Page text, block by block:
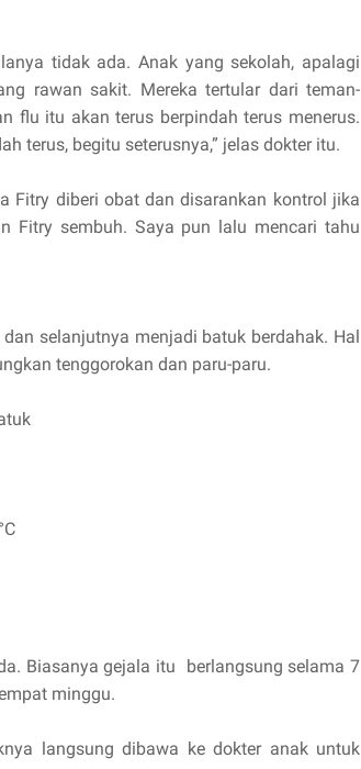
tidak ada. Anak yang sekolah, apalagi
rawan sakit. Mereka tertular dari teman-
flu itu akan terus berpindah terus menerus.
terus, begitu seterusnya,” jelas dokter itu.
Fitry diberi obat dan disarankan kontrol jika
Fitry sembuh. Saya pun lalu mencari tahu
selanjutnya menjadi batuk berdahak. Hal
tenggorokan dan paru-paru.
Biasanya gejala itu berlangsung selama 7
minggu.
langsung dibawa ke dokter anak untuk